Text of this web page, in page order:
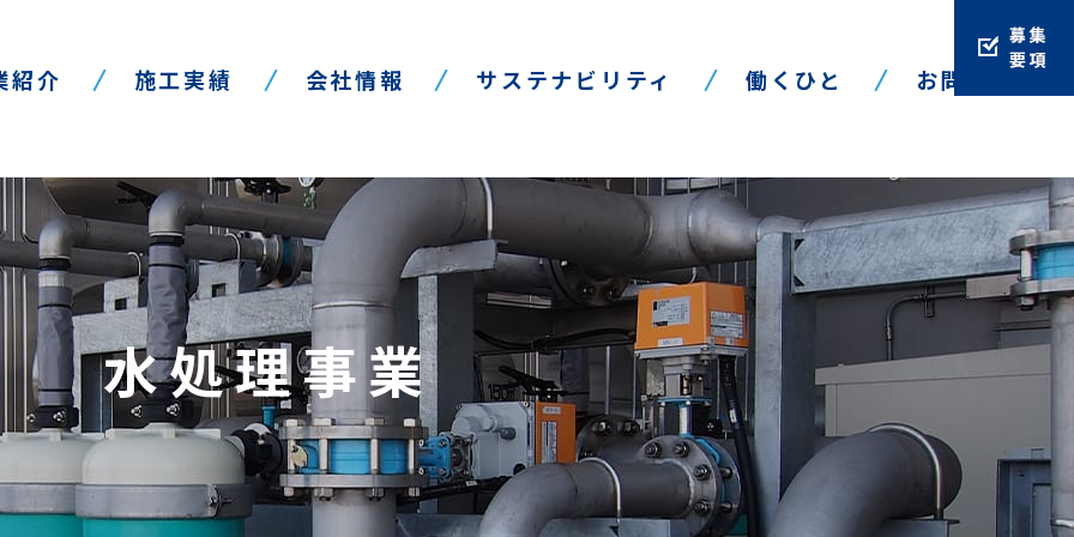
紹介 施工実績 会社情報 サステナビリティ 働くひと お問い合わせ
水処理事業